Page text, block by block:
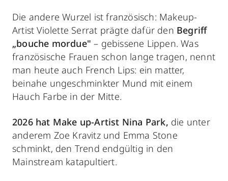
Die andere Wurzel ist französisch: Makeup-
Artist Violette Serrat prägte dafür den Begriff
„bouche mordue"– gebissene Lippen. Was
französische Frauen schon lange tragen, nennt
man heute auch French Lips: ein matter,
beinahe ungeschminkter Mund mit einem
Hauch Farbe in der Mitte.
2026 hat Make up-Artist Nina Park, die unter
anderem Zoe Kravitz und Emma Stone
schminkt, den Trend endgültig in den
Mainstream katapultiert.